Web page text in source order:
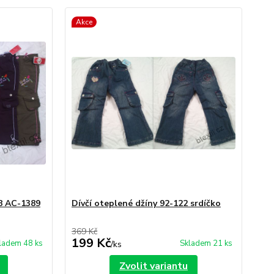
AC-1389
48 ks
Akce
Dívčí oteplené džíny 92-122 srdíčko
369 Kč
199 Kč/ks Skladem 21 ks
Zvolit variantu